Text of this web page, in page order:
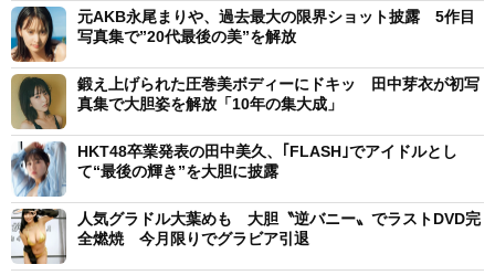
元AKB永尾まりや、過去最大の限界ショット披露 5作目
写真集で”20代最後の美”を解放
鍛え上げられた圧巻美ボディーにドキッ 田中芽衣が初写
真集で大胆姿を解放「10年の集大成」
HKT48卒業発表の田中美久、｢FLASH｣でアイドルとし
て“最後の輝き”を大胆に披露
人気グラドル大葉めも 大胆〝逆バニー〟でラストDVD完
全燃焼 今月限りでグラビア引退